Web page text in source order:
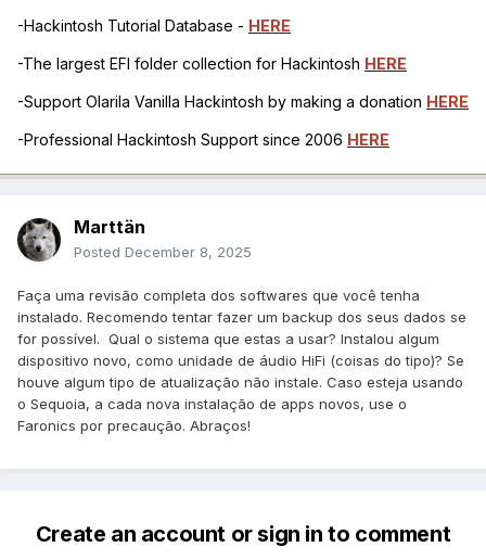
-Hackintosh Tutorial Database - HERE
-The largest EFI folder collection for Hackintosh HERE
-Support Olarila Vanilla Hackintosh by making a donation HERE
-Professional Hackintosh Support since 2006 HERE
Marttän
Posted December 8, 2025
Faça uma revisão completa dos softwares que você tenha
instalado. Recomendo tentar fazer um backup dos seus dados se
for possível. Qual o sistema que estas a usar? Instalou algum
dispositivo novo, como unidade de áudio HiFi (coisas do tipo)? Se
houve algum tipo de atualização não instale. Caso esteja usando
o Sequoia, a cada nova instalação de apps novos, use o
Faronics por precaução. Abraços!
Create an account or sign in to comment